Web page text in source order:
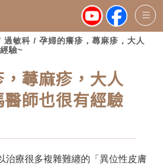
敏科 / 孕婦的癢疹，蕁麻疹，大人
驗~
蕁麻疹，大人
師也很有經驗
治療很多複雜難纏的「異位性皮膚